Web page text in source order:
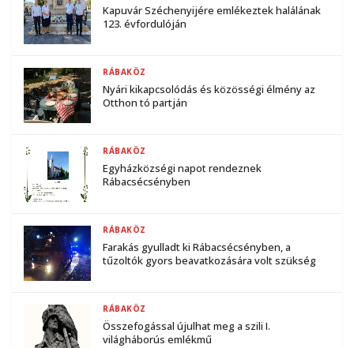
Kapuvár Széchenyijére emlékeztek halálának
123. évfordulóján
Nyári kikapcsolódás és közösségi élmény az
Otthon tó partján
RÁBAKÖZ
Egyházközségi napot rendeznek
Rábacsécsényben
RÁBAKÖZ
Farakás gyulladt ki Rábacsécsényben, a
tűzoltók gyors beavatkozására volt szükség
RÁBAKÖZ
Összefogással újulhat meg a szili I.
világháborús emlékmű
RÁBAKÖZ